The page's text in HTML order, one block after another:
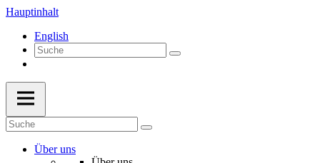
Hauptinhalt
English
Über uns